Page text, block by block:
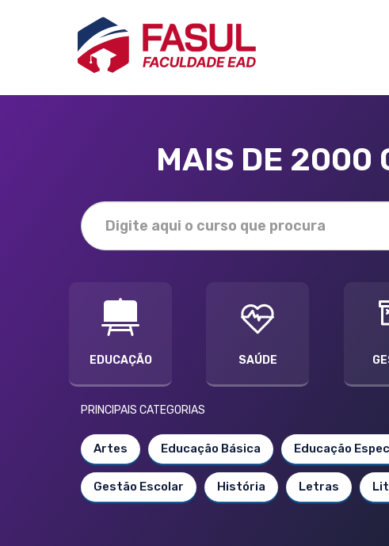
MAIS DE 2000
EDUCAÇÃO SAÚDE
PRINCIPAIS CATEGORIAS
Artes Educação Básica Educação
Gestão Escolar História Letras